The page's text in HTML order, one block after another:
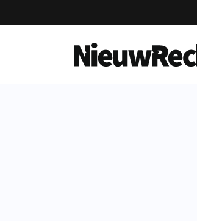
Homepage van NieuwRechts